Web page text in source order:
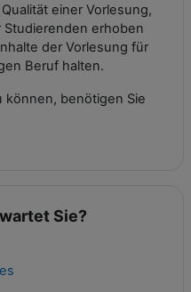
einer Vorlesung,
erhoben
der Vorlesung für
Beruf halten.
können, benötigen Sie
Sie?